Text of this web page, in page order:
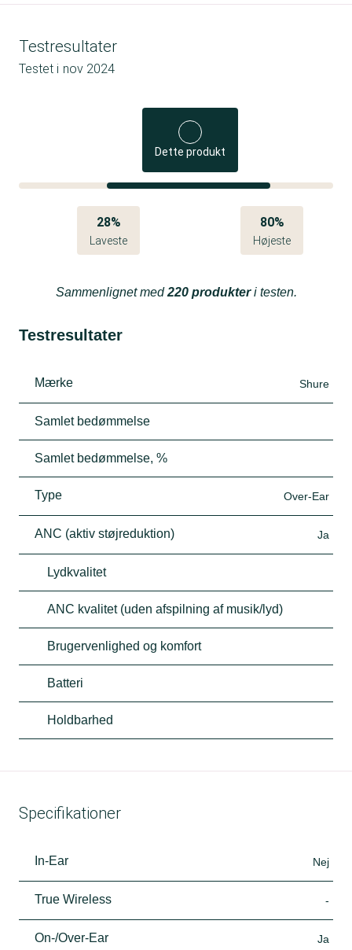
Testresultater
Testet i nov 2024
Dette produkt
28%
Laveste
80%
Højeste
Sammenlignet med220 produkteri testen.
Testresultater
Mærke Shure
Samlet bedømmelse
Samlet bedømmelse, %
Type Over-Ear
ANC (aktiv støjreduktion) Ja
Lydkvalitet
ANC kvalitet (uden afspilning af musik/lyd)
Brugervenlighed og komfort
Batteri
Holdbarhed
Specifikationer
In-Ear Nej
True Wireless -
On-/Over-Ear Ja